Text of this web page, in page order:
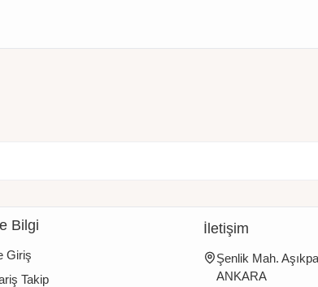
Bilgi
Giriş
Takip
İletişim
Şenlik Mah.
ANKARA